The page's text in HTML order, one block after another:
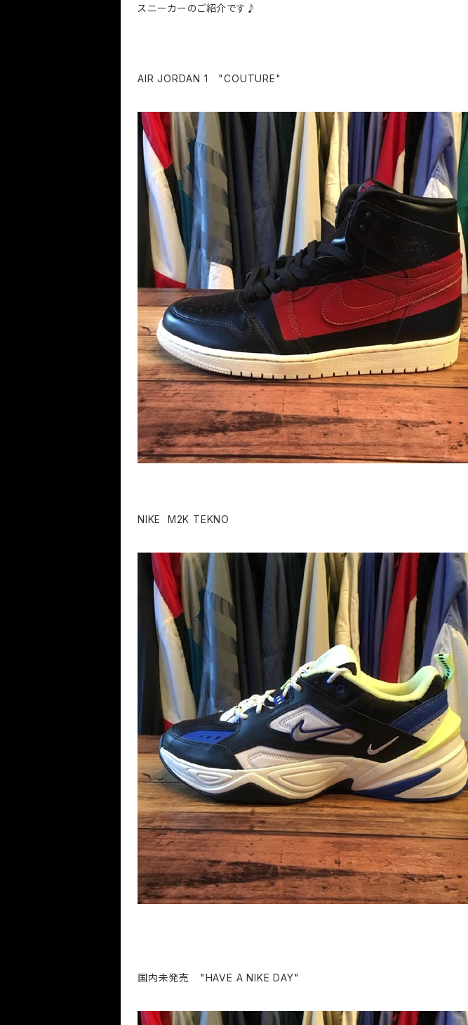
スニーカーのご紹介です♪
AIR JORDAN 1 "COUTURE"
NIKE M2K TEKNO
国内未発売 "HAVE A NIKE DAY"